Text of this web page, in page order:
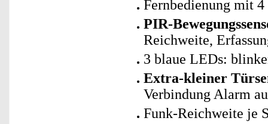
Fernbedienung mit
PIR-
Reichweite,
3 blaue LEDs:
Extra-kleiner
Verbindung Alarm
Funk-Reichweite je